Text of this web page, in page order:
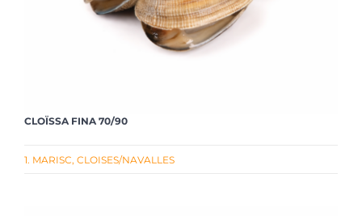
CLOÏSSA FINA 70/90
1. MARISC, CLOISES/NAVALLES